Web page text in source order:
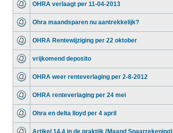
OHRA verlaagt per 11-04-2013
Ohra maandsparen nu aantrekkelijk?
OHRA Rentewijziging per 22 oktober
vrijkomend deposito
OHRA weer renteverlaging per 2-8-2012
OHRA renteverlaging per 24 mei
Ohra en delta lloyd per 4 april
Artikel 14.4 in de praktijk (Maand Spaarrekening)